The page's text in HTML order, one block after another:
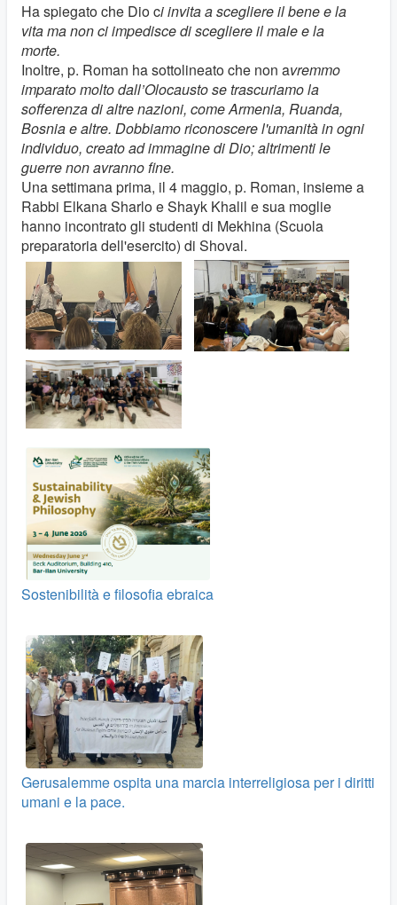
Ha spiegato che Dio ci invita a scegliere il bene e la
vita ma non ci impedisce di scegliere il male e la
morte.
Inoltre, p. Roman ha sottolineato che non avremmo
imparato molto dall’Olocaustose trascuriamo la
sofferenza di altre nazioni, come Armenia, Ruanda,
Bosnia e altre. Dobbiamo riconoscere l'umanità in ogni
individuo, creato ad immagine di Dio; altrimenti le
guerre non avranno fine.
Una settimana prima, il 4 maggio, p. Roman, insieme a
Rabbi Elkana Sharlo e Shayk Khalil e sua moglie
hanno incontrato gli studenti di Mekhina (Scuola
preparatoria dell'esercito) di Shoval.
Sostenibilità e filosofia ebraica
Gerusalemme ospita una marcia interreligiosa per i diritti
umani e la pace.